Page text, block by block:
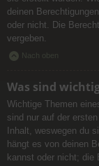
deinen
oder nicht. Die
vergeben.
Nach oben
Was sind
Wichtige Themen
sind nur auf der
Inhalt, weswegen du
hängt es von deinen
kannst oder nicht; die